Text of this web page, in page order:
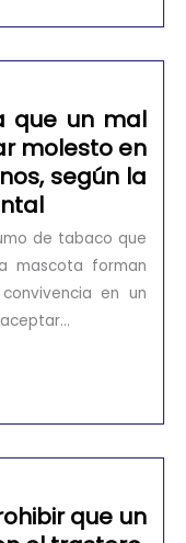
que un mal
molesto en
según la
de tabaco que
mascota forman
en un
que un